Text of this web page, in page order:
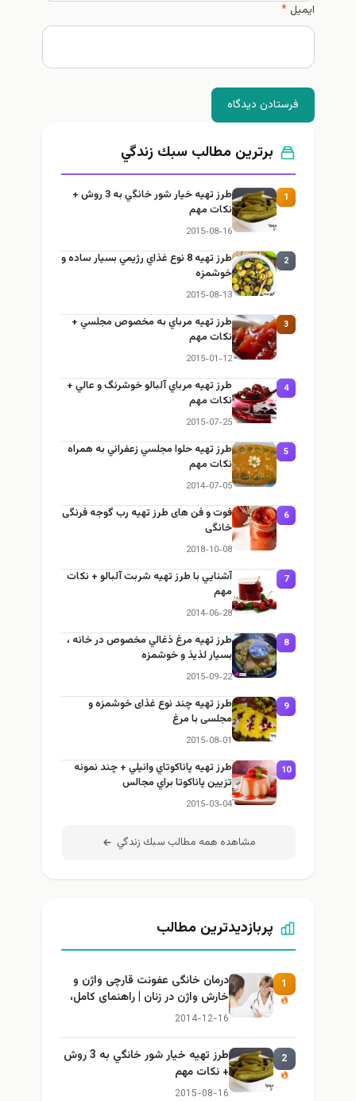
ایمیل*
فرستادن دیدگاه
برترین مطالب سبك زندگي
1
طرز تهيه خیار شور خانگي به 3 روش +
نكات مهم
2015-08-16
2
طرز تهيه 8 نوع غذاي رژيمي بسيار ساده و
خوشمزه
2015-08-13
3
طرز تهيه مرباي به مخصوص مجلسي +
نكات مهم
2015-01-12
4
طرز تهيه مرباي آلبالو خوشرنگ و عالي +
نكات مهم
2015-07-25
5
طرز تهيه حلوا مجلسي زعفراني به همراه
نكات مهم
2014-07-05
6
فوت و فن های طرز تهیه رب گوجه فرنگی
خانگی
2018-10-08
7
آشنايي با طرز تهيه شربت آلبالو + نكات
مهم
2014-06-28
8
طرز تهيه مرغ ذغالي مخصوص در خانه ،
بسيار لذيذ و خوشمزه
2015-09-22
9
طرز تهيه چند نوع غذای خوشمزه و
مجلسی با مرغ
2015-08-01
10
طرز تهيه پاناكوتاي وانيلي + چند نمونه
تزيين پاناكوتا براي مجالس
2015-03-04
مشاهده همه مطالب سبك زندگي
پربازدیدترین مطالب
1
درمان خانگی عفونت قارچی واژن و
خارش واژن در زنان | راهنمای کامل،
ایمن و کاربردی
2014-12-16
2
طرز تهيه خیار شور خانگي به 3 روش
+ نكات مهم
2015-08-16